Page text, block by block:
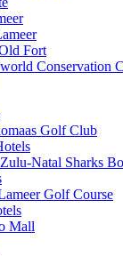
Fort
Conservation
Golf Club
Natal Sharks
Golf Course
Mall